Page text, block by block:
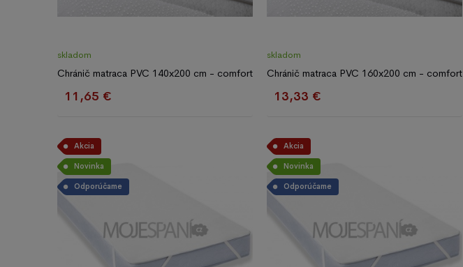
skladom
Chránič matraca PVC 140x200 cm - comfort
11,65 €
skladom
Chránič matraca PVC 160x200 cm - comfort
13,33 €
Akcia
Novinka
Odporúčame
Akcia
Novinka
Odporúčame